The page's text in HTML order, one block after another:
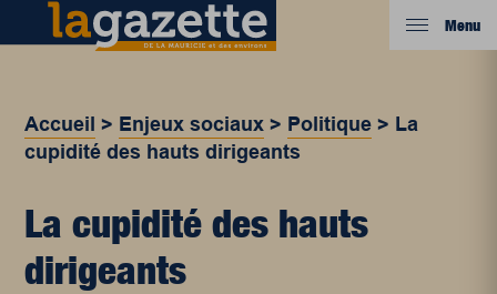
Menu
Accueil > Enjeux sociaux > Politique > La
cupidité des hauts dirigeants
La cupidité des hauts
dirigeants